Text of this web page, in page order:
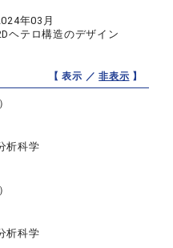
年03月
ヘテロ構造のデザイン
【 表示 ／非表示 】
析科学
析科学